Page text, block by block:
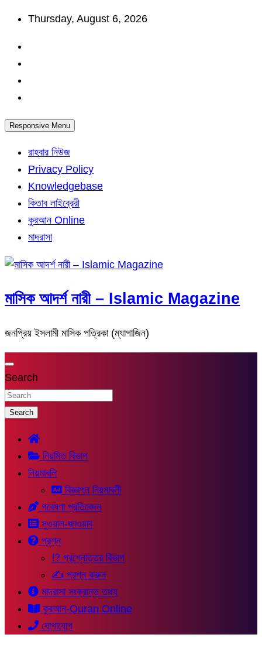
Skip
content
Thursday, August 6, 2026
Responsive Menu
রাহবার নিউজ
Privacy Policy
Knowledgebase
কিতাব লাইব্রেরী
কুরআন Online
মাদরাসা
মাসিক আদর্শ নারী – Islamic Magazine
জনপ্রিয় ইসলামী মাসিক পত্রিকা (ম্যাগাজিন)
Search
Search
নিয়মিত বিভাগ
নিয়মাবলি
বিজ্ঞাপন নিয়মাবলী
গবেষণা প্রতিবেদন
সুওয়াল-জাওয়াব
প্রশ্ন
⁉ প্রশ্নোত্তর বিভাগ
✍ প্রশ্ন করুন
মাদরাসা সংক্রান্ত তথ্য
কুরআন-Quran Online
যোগাযোগ